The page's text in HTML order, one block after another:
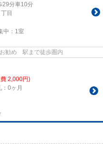
29分車10分
丁目
中： 1室
勧め 駅まで徒歩圏内
2,000円)
：0ヶ月